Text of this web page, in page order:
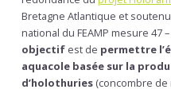
Bretagne Atlantique et
national du FEAMP mesure 47
objectif est de permettre
aquacole basée sur la
d’holothuries (concombre de